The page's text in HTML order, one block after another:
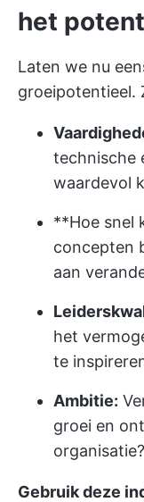
het
Laten we nu
groeipotentieel.
technische
waardevol
**Hoe snel
concepten
aan
het
te
Ambitie:
groei en
organisatie?
Gebruik deze